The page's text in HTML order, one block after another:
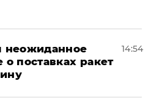
неожиданное
поставках ракет
14:54